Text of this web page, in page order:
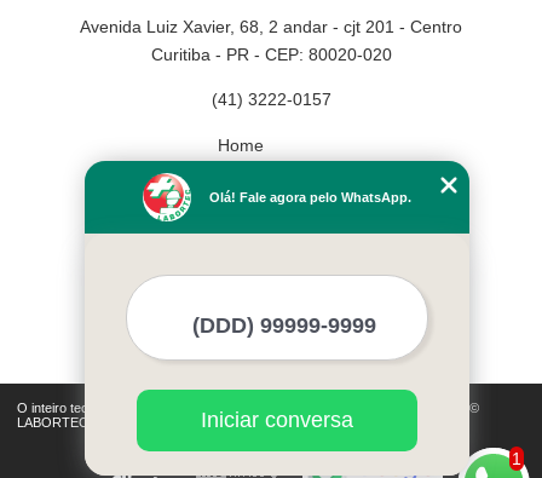
Avenida Luiz Xavier, 68, 2 andar - cjt 201 - Centro
Curitiba - PR - CEP: 80020-020
(41) 3222-0157
Home
Missão
O inteiro teor deste site está sujeito à proteção de direitos autorais. Copyright©
LABORTEC (Lei 9610 de 19/02/1998)
1
Olá! Fale agora pelo WhatsApp.
Iniciar conversa